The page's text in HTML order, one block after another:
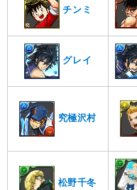
チンミ
グレイ
究極沢村
松野千冬